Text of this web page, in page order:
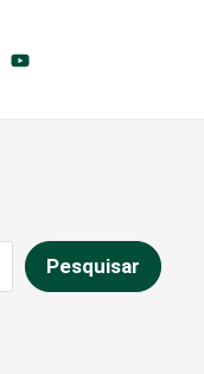
Pesquisar